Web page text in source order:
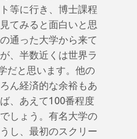
等に行き、博士課程
てみると面白いと思
通った大学から来て
、半数近くは世界ラ
だと思います。他の
ん経済的な余裕もあ
、あえて100番程度
しょう。有名大学の
し、最初のスクリー